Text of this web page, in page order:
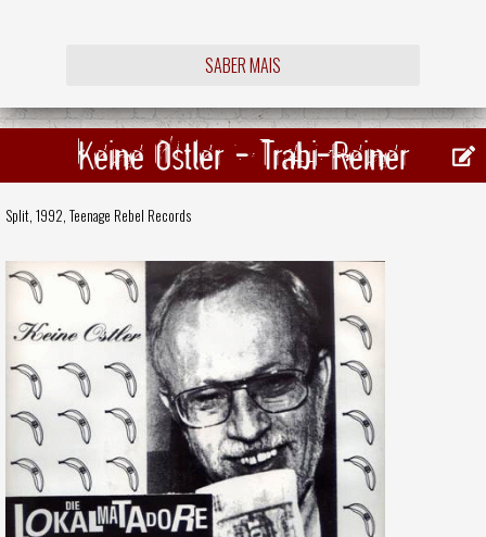
SABER MAIS
Keine Ostler - Trabi-Reiner
Split, 1992, Teenage Rebel Records